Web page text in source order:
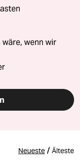
wäre, wenn wir
Neueste / Älteste